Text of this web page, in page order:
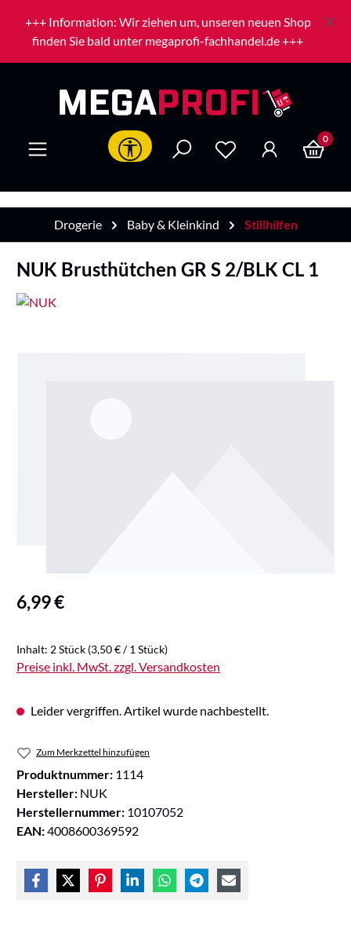
Zum Hauptinhalt springen
+++ Information: Wir ziehen um, unseren neuen Shop
finden Sie bald unter megaprofi-fachhandel.de +++
Werkzeugleiste anzeigen 0
Drogerie Baby & Kleinkind Stillhilfen
NUK Brusthütchen GR S 2/BLK CL 1
Regulärer Preis:
6,99 €
Inhalt: 2 Stück (3,50 € / 1 Stück)
Preise inkl. MwSt. zzgl. Versandkosten
Leider vergriffen. Artikel wurde nachbestellt.
Zum Merkzettel hinzufügen
Produktnummer: 1114
Hersteller: NUK
Herstellernummer: 10107052
EAN:4008600369592